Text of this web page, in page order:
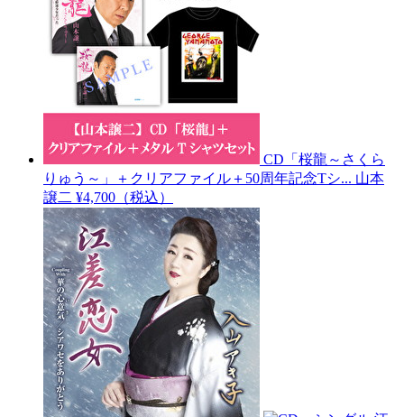
CD「桜龍～さくら
りゅう～」＋クリアファイル＋50周年記念Tシ... 山本
譲二 ¥4,700（税込）